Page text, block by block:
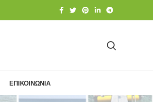
ΕΠΙΚΟΙΝΩΝΙΑ